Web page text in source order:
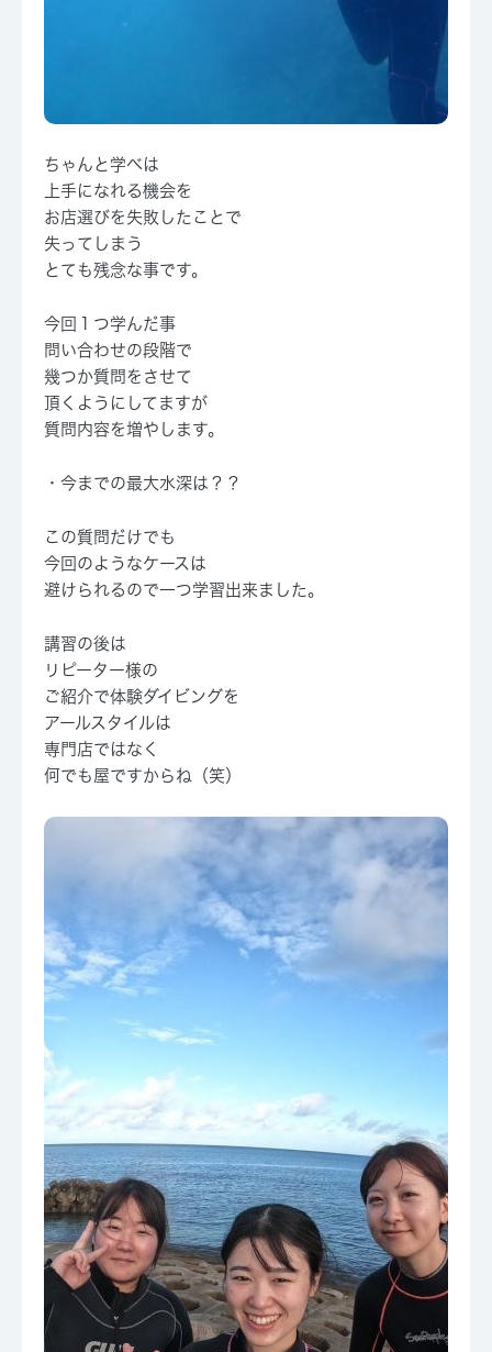
ちゃんと学べは
上手になれる機会を
お店選びを失敗したことで
失ってしまう
とても残念な事です。
今回１つ学んだ事
問い合わせの段階で
幾つか質問をさせて
頂くようにしてますが
質問内容を増やします。
・今までの最大水深は？？
この質問だけでも
今回のようなケースは
避けられるので一つ学習出来ました。
講習の後は
リピーター様の
ご紹介で体験ダイビングを
アールスタイルは
専門店ではなく
何でも屋ですからね（笑）